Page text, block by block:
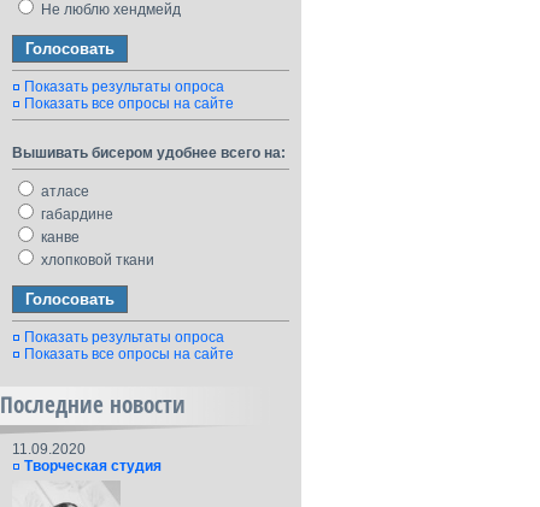
Не люблю хендмейд
Показать результаты опроса
Показать все опросы на сайте
Вышивать бисером удобнее всего на:
атласе
габардине
канве
хлопковой ткани
Показать результаты опроса
Показать все опросы на сайте
Последние новости
11.09.2020
Творческая студия